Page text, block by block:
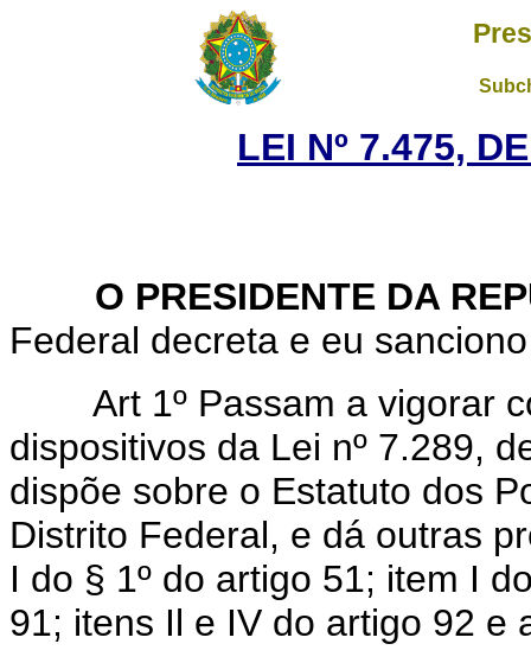
LEI Nº 7.475,
O PRESIDENTE DA
Federal decreta e eu
Art 1º Passam a vigorar
dispositivos da Lei nº 7.289,
dispõe sobre o Estatuto dos
Distrito Federal, e dá outras
I do § 1º do artigo 51; item I
91; itens Il e IV do artigo 92 e